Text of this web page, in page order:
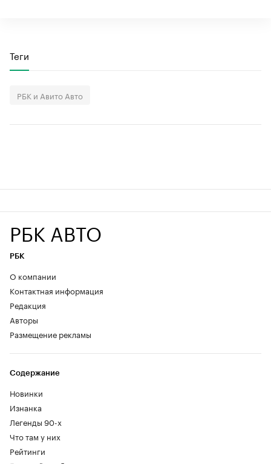
Теги
РБК и Авито Авто
РБК АВТО
РБК
О компании
Контактная информация
Редакция
Авторы
Размещение рекламы
Содержание
Новинки
Изнанка
Легенды 90-х
Что там у них
Рейтинги